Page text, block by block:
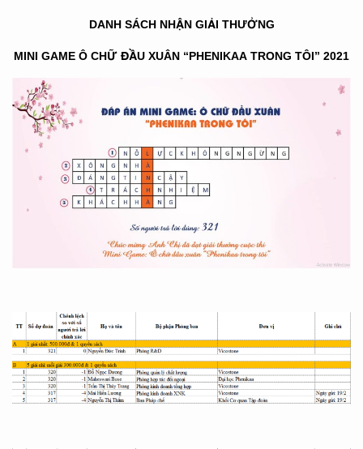
DANH SÁCH NHẬN GIẢI THƯỞNG
MINI GAME Ô CHỮ ĐẦU XUÂN “PHENIKAA TRONG TÔI” 2021